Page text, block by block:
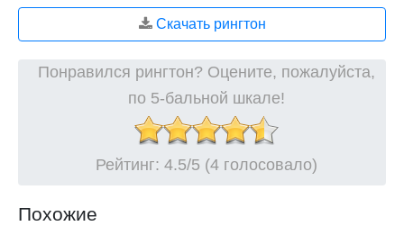
Скачать рингтон
Понравился рингтон? Оцените, пожалуйста,
по 5-бальной шкале!
Рейтинг: 4.5/5 (4 голосовало)
Похожие